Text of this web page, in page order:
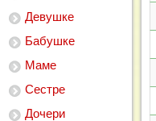
Девушке
Бабушке
Маме
Сестре
Дочери